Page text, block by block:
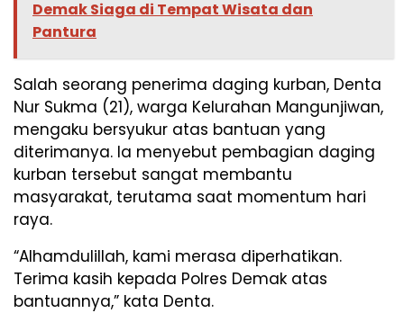
Demak Siaga di Tempat Wisata dan
Pantura
Salah seorang penerima daging kurban, Denta
Nur Sukma (21), warga Kelurahan Mangunjiwan,
mengaku bersyukur atas bantuan yang
diterimanya. Ia menyebut pembagian daging
kurban tersebut sangat membantu
masyarakat, terutama saat momentum hari
raya.
“Alhamdulillah, kami merasa diperhatikan.
Terima kasih kepada Polres Demak atas
bantuannya,” kata Denta.